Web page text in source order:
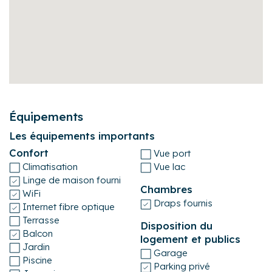
personne chargée des accueils. Un supplément forfaitaire
Équipements
Les équipements importants
Confort
Climatisation
Linge de maison fourni
WiFi
Internet fibre optique
Terrasse
Balcon
Jardin
Piscine
Vue port
Vue lac
Chambres
Draps fournis
Disposition du
logement et publics
Garage
Parking privé